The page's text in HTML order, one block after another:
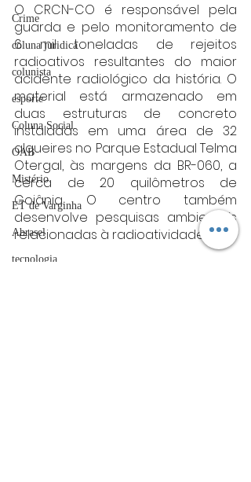
Crime
coluna juridica
colunista
esporte
Coluna Social
OAB
Mistério
ET de Varginha
Abrasel
tecnologia
O CRCN-CO é responsável pela
guarda e pelo monitoramento de
6 mil toneladas de rejeitos
radioativos resultantes do maior
acidente radiológico da história. O
material está armazenado em
duas estruturas de concreto
instaladas em uma área de 32
alqueires no Parque Estadual Telma
Otergal, às margens da BR-060, a
cerca de 20 quilômetros de
Goiânia. O centro também
desenvolve pesquisas ambientais
relacionadas à radioatividade.